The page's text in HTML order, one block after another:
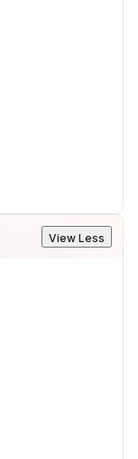
View Less